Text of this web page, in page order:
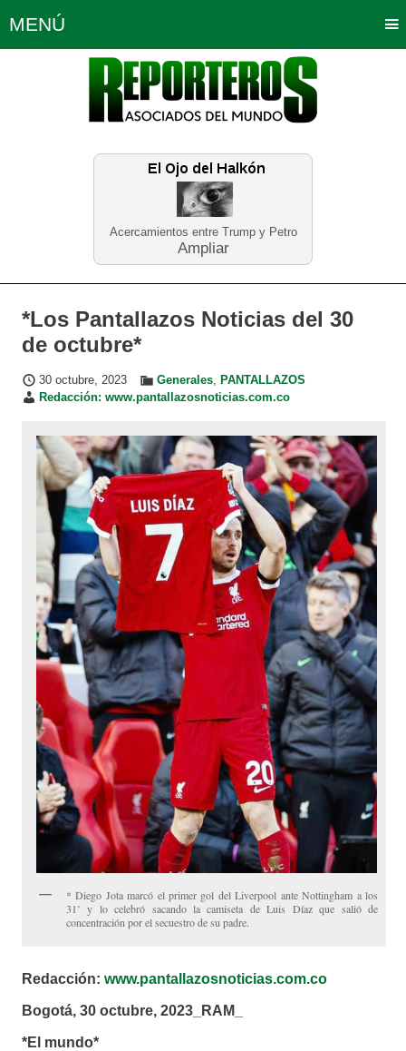
Acercamientos entre Trump y Petro
Ampliar
MENÚ
Política Opinión Bogotá
Planeta Tierra Deportes
Educación Neira
*Los Pantallazos Noticias del 30
de octubre*
30 octubre, 2023 Generales, PANTALLAZOS
Redacción: www.pantallazosnoticias.com.co
* Diego Jota marcó el primer gol del Liverpool ante Nottingham a los
31’ y lo celebró sacando la camiseta de Luis Díaz que salió de
concentración por el secuestro de su padre.
Redacción: www.pantallazosnoticias.com.co
Bogotá, 30 octubre, 2023_RAM_
*El mundo*